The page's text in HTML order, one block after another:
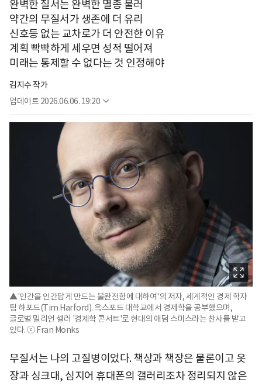
완벽한 질서는 완벽한 멸종 불러
약간의 무질서가 생존에 더 유리
신호등 없는 교차로가 더 안전한 이유
계획 빡빡하게 세우면 성적 떨어져
미래는 통제할 수 없다는 것 인정해야
김지수 작가
업데이트 2026.06.06. 19:20
▲'인간을 인간답게 만드는 불완전함에 대하여'의 저자, 세계적인 경제 학자
팀 하포드(Tim Harford). 옥스포드 대학교에서 경제학을 공부했으며,
글로벌 밀리언 셀러 '경제학 콘서트'로 현대의 애덤 스미스라는 찬사를 받고
있다. ⓒ Fran Monks
무질서는 나의 고질병이었다. 책상과 책장은 물론이고 옷
장과 싱크대, 심지어 휴대폰의 갤러리조차 정리되지 않은